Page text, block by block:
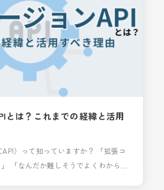
とは？これまでの経緯と活用
って知っていますか？ 「拡張コ
「なんだか難しそうでよくわからな